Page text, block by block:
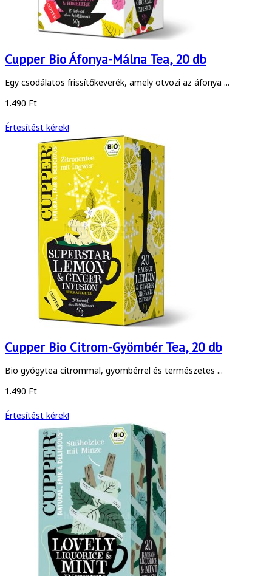
Cupper Bio Áfonya-Málna Tea, 20 db
Egy csodálatos frissítőkeverék, amely ötvözi az áfonya ...
1.490 Ft
Értesítést kérek!
Cupper Bio Citrom-Gyömbér Tea, 20 db
Bio gyógytea citrommal, gyömbérrel és természetes ...
1.490 Ft
Értesítést kérek!